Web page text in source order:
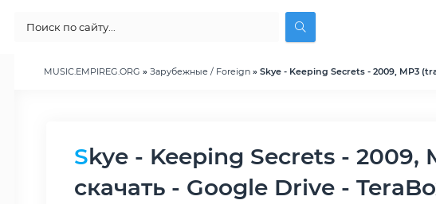
MUSIC.EMPIREG.ORG » Зарубежные / Foreign » Skye - Keeping Secrets - 2009, MP3
Skye - Keeping Secrets - 2009, MP3 (tracks), 320 kbps
скачать - Google Drive -